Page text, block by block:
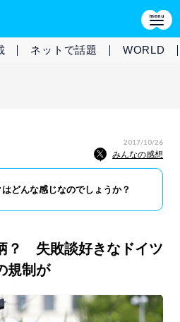
ネットで話題 WORLD
2017/10/26
みんなの感想
どんな感じなのでしょうか？
？ 失敗談好きなドイツ
規制が